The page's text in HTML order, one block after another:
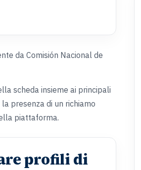
da Comisión Nacional de
scheda insieme ai principali
presenza di un richiamo
piattaforma.
profili di